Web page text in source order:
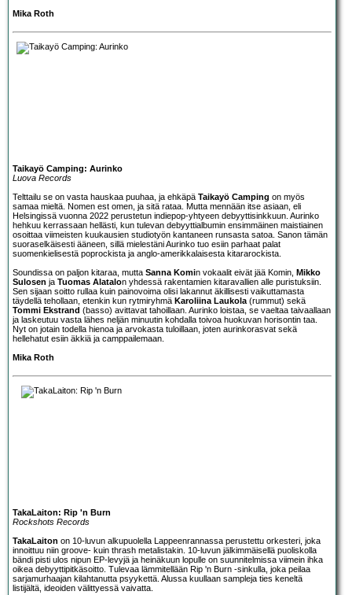
Mika Roth
Taikayö Camping: Aurinko
Luova Records
Telttailu se on vasta hauskaa puuhaa, ja ehkäpä Taikayö Camping on myös
samaa mieltä. Nomen est omen, ja sitä rataa. Mutta mennään itse asiaan, eli
Helsingissä vuonna 2022 perustetun indiepop-yhtyeen debyyttisinkkuun. Aurinko
hehkuu kerrassaan hellästi, kun tulevan debyyttialbumin ensimmäinen maistiainen
osoittaa viimeisten kuukausien studiotyön kantaneen runsasta satoa. Sanon tämän
suoraselkäisesti ääneen, sillä mielestäni Aurinko tuo esiin parhaat palat
suomenkielisestä poprockista ja anglo-amerikkalaisesta kitararockista.
Soundissa on paljon kitaraa, mutta Sanna Komin vokaalit eivät jää Komin, Mikko
Sulosen ja Tuomas Alatalon yhdessä rakentamien kitaravallien alle puristuksiin.
Sen sijaan soitto rullaa kuin painovoima olisi lakannut äkillisesti vaikuttamasta
täydellä tehollaan, etenkin kun rytmiryhmä Karoliina Laukola (rummut) sekä
Tommi Ekstrand (basso) avittavat tahoillaan. Aurinko loistaa, se vaeltaa taivaallaan
ja laskeutuu vasta lähes neljän minuutin kohdalla toivoa huokuvan horisontin taa.
Nyt on jotain todella hienoa ja arvokasta tuloillaan, joten aurinkorasvat sekä
hellehatut esiin äkkiä ja camppailemaan.
Mika Roth
TakaLaiton: Rip 'n Burn
Rockshots Records
TakaLaiton on 10-luvun alkupuolella Lappeenrannassa perustettu orkesteri, joka
innoittuu niin groove- kuin thrash metalistakin. 10-luvun jälkimmäisellä puoliskolla
bändi pisti ulos nipun EP-levyjä ja heinäkuun lopulle on suunnitelmissa viimein ihka
oikea debyyttipitkäsoitto. Tulevaa lämmitellään Rip 'n Burn -sinkulla, joka peilaa
sarjamurhaajan kilahtanutta psyykettä. Alussa kuullaan sampleja ties keneltä
listijältä, ideoiden välittyessä vaivatta.